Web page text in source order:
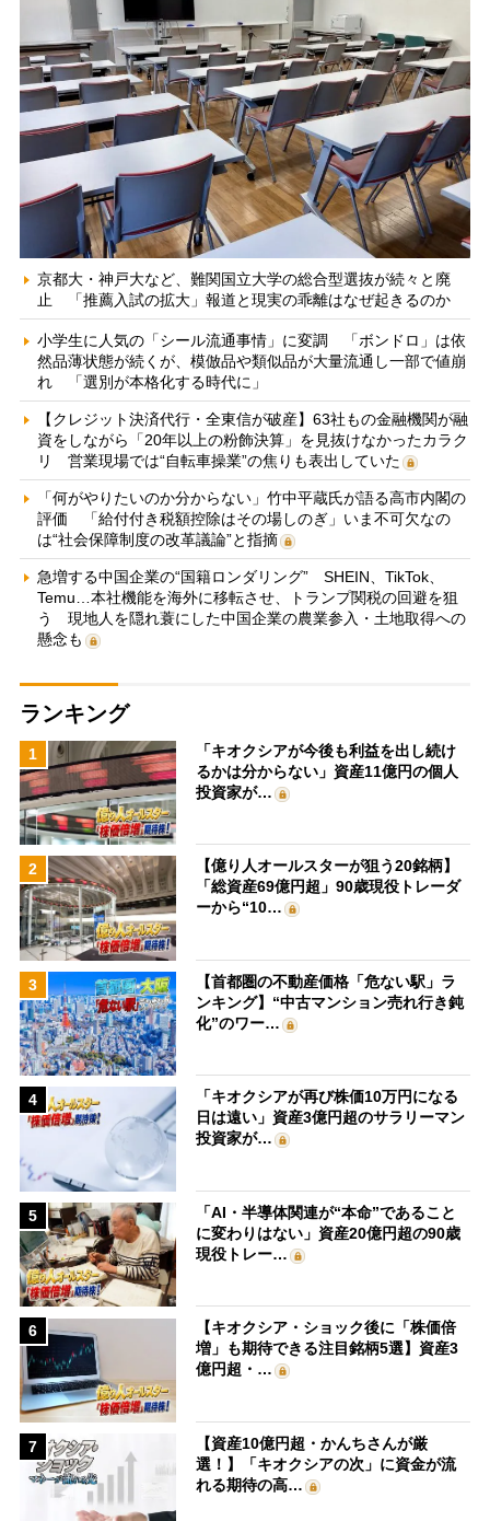
京都大・神戸大など、難関国立大学の総合型選抜が続々と廃
止 「推薦入試の拡大」報道と現実の乖離はなぜ起きるのか
小学生に人気の「シール流通事情」に変調 「ボンドロ」は依
然品薄状態が続くが、模倣品や類似品が大量流通し一部で値崩
れ 「選別が本格化する時代に」
【クレジット決済代行・全東信が破産】63社もの金融機関が融
資をしながら「20年以上の粉飾決算」を見抜けなかったカラク
リ 営業現場では“自転車操業”の焦りも表出していた
「何がやりたいのか分からない」竹中平蔵氏が語る高市内閣の
評価 「給付付き税額控除はその場しのぎ」いま不可欠なの
は“社会保障制度の改革議論”と指摘
急増する中国企業の“国籍ロンダリング” SHEIN、TikTok、
Temu…本社機能を海外に移転させ、トランプ関税の回避を狙
う 現地人を隠れ蓑にした中国企業の農業参入・土地取得への
懸念も
ランキング
1
「キオクシアが今後も利益を出し続け
るかは分からない」資産11億円の個人
投資家が…
2
【億り人オールスターが狙う20銘柄】
「総資産69億円超」90歳現役トレーダ
ーから“10…
3
【首都圏の不動産価格「危ない駅」ラ
ンキング】“中古マンション売れ行き鈍
化”のワー…
4
「キオクシアが再び株価10万円になる
日は遠い」資産3億円超のサラリーマン
投資家が…
5
「AI・半導体関連が“本命”であること
に変わりはない」資産20億円超の90歳
現役トレー…
6
【キオクシア・ショック後に「株価倍
増」も期待できる注目銘柄5選】資産3
億円超・…
7
【資産10億円超・かんちさんが厳
選！】「キオクシアの次」に資金が流
れる期待の高…